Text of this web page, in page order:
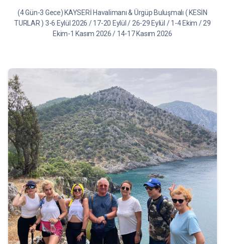
(4 Gün-3 Gece) KAYSERİ Havalimanı & Ürgüp Buluşmalı ( KESİN
TURLAR ) 3-6 Eylül 2026 / 17-20 Eylül / 26-29 Eylül / 1-4 Ekim / 29
Ekim-1 Kasım 2026 / 14-17 Kasım 2026